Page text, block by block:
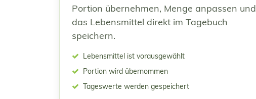
Portion übernehmen, Menge anpassen und
das Lebensmittel direkt im Tagebuch
speichern.
Lebensmittel ist vorausgewählt
Portion wird übernommen
Tageswerte werden gespeichert